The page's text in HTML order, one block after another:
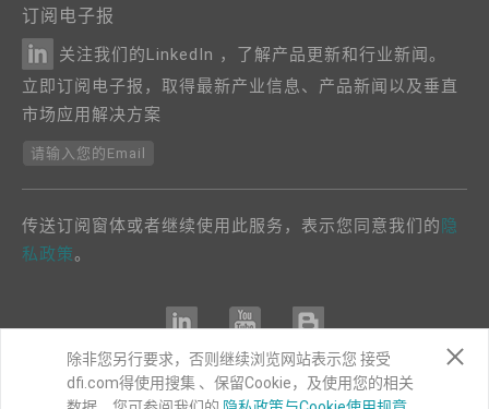
订阅电子报
关注我们的LinkedIn ，了解产品更新和行业新闻。
立即订阅电子报，取得最新产业信息、产品新闻以及垂直
市场应用解决方案
请输入您的Email
传送订阅窗体或者继续使用此服务，表示您同意我们的 隐
私政策。
除非您另行要求，否则继续浏览网站表示您 接受
dfi.com得使用搜集 、保留Cookie，及使用您的相关